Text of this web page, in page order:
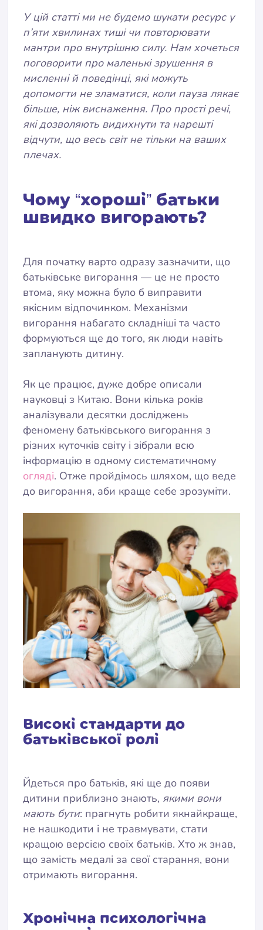
У цій статті ми не будемо шукати ресурс у
п’яти хвилинах тиші чи повторювати
мантри про внутрішню силу. Нам хочеться
поговорити про маленькі зрушення в
мисленні й поведінці, які можуть
допомогти не зламатися, коли пауза лякає
більше, ніж виснаження. Про прості речі,
які дозволяють видихнути та нарешті
відчути, що весь світ не тільки на ваших
плечах.
Чому “хороші” батьки
швидко вигорають?
Для початку варто одразу зазначити, що
батьківське вигорання — це не просто
втома, яку можна було б виправити
якісним відпочинком. Механізми
вигорання набагато складніші та часто
формуються ще до того, як люди навіть
запланують дитину.
Як це працює, дуже добре описали
науковці з Китаю. Вони кілька років
аналізували десятки досліджень
феномену батьківського вигорання з
різних куточків світу і зібрали всю
інформацію в одному систематичному
огляді. Отже пройдімось шляхом, що веде
до вигорання, аби краще себе зрозуміти.
Високі стандарти до
батьківської ролі
Йдеться про батьків, які ще до появи
дитини приблизно знають, якими вони
мають бути: прагнуть робити якнайкраще,
не нашкодити і не травмувати, стати
кращою версією своїх батьків. Хто ж знав,
що замість медалі за свої старання, вони
отримають вигорання.
Хронічна психологічна